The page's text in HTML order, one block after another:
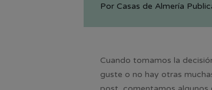
Por Casas de Almería
Cuando tomamos la
guste o no hay otras